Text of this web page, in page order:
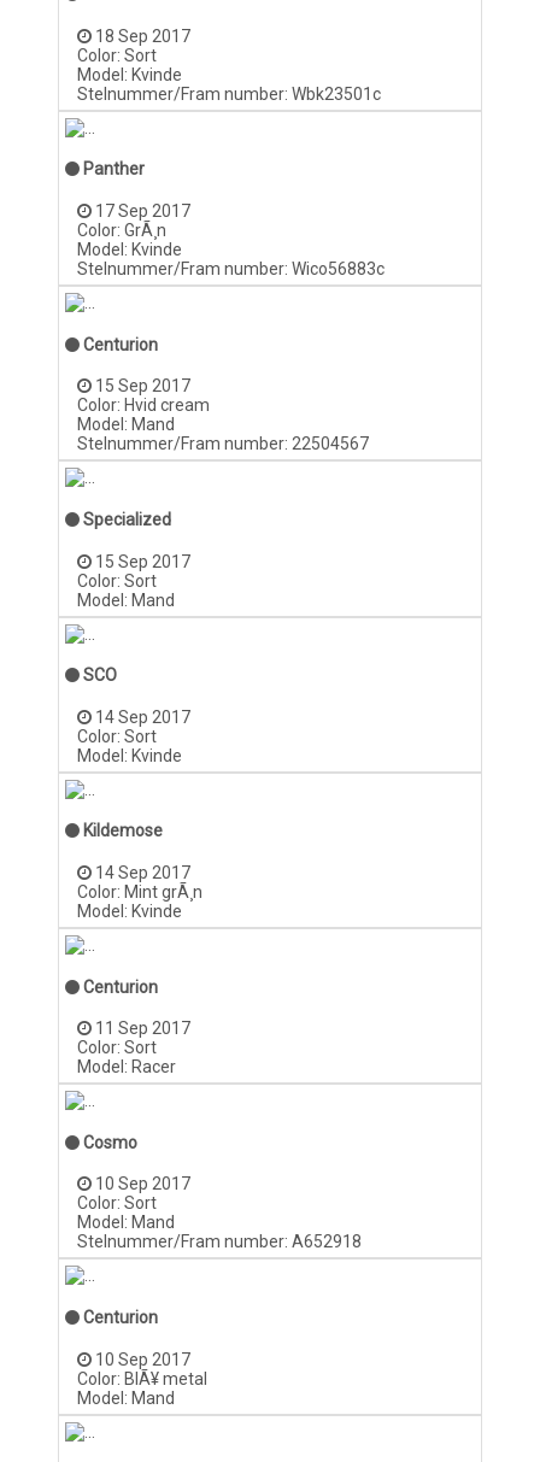
18 Sep 2017
Color: Sort
Model: Kvinde
Stelnummer/Fram number: Wbk23501c
Panther
17 Sep 2017
Color: GrÃ¸n
Model: Kvinde
Stelnummer/Fram number: Wico56883c
Centurion
15 Sep 2017
Color: Hvid cream
Model: Mand
Stelnummer/Fram number: 22504567
Specialized
15 Sep 2017
Color: Sort
Model: Mand
SCO
14 Sep 2017
Color: Sort
Model: Kvinde
Kildemose
14 Sep 2017
Color: Mint grÃ¸n
Model: Kvinde
Centurion
11 Sep 2017
Color: Sort
Model: Racer
Cosmo
10 Sep 2017
Color: Sort
Model: Mand
Stelnummer/Fram number: A652918
Centurion
10 Sep 2017
Color: BlÃ¥ metal
Model: Mand